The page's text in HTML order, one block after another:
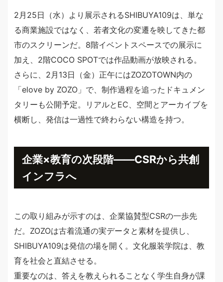
2月25日（水）より展示されるSHIBUYA109は、単な
る商業施設ではなく、若者文化の変遷を映してきた都
市のスクリーンだ。8階イベントスペースでの展示に
加え、2階COCO SPOTでは作品動画が放映される。
さらに、2月13日（金）正午にはZOZOTOWN内の
「elove by ZOZO」で、制作過程を追ったドキュメン
タリーも公開予定。リアルとEC、空間とアーカイブを
横断し、発信は一過性で終わらない構造を持つ。
企業×教育の次段階――CSRから共創
インフラへ
この取り組みが示すのは、企業協賛型CSRの一歩先
だ。ZOZOは古着流通の実データと素材を提供し、
SHIBUYA109は発信の場を開く。文化服装学院は、教
育を社会と直結させる。
重要なのは、答えを教えられることなく学生自身が課